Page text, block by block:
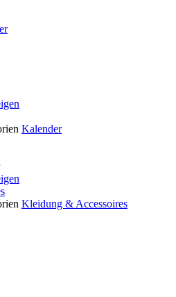
Kalender
Kleidung & Accessoires